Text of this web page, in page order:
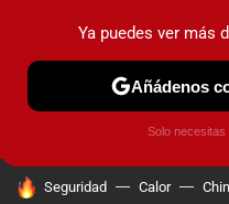
PRUEBAS COCHES
HOY SE HABLA DE
Seguridad Calor
Ya puedes ver más
Añádenos
Solo necesitas